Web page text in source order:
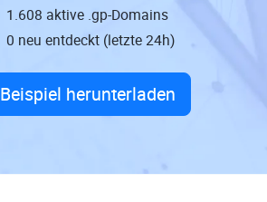
1.608 aktive .gp-Domains
0 neu entdeckt (letzte 24h)
Beispiel herunterladen